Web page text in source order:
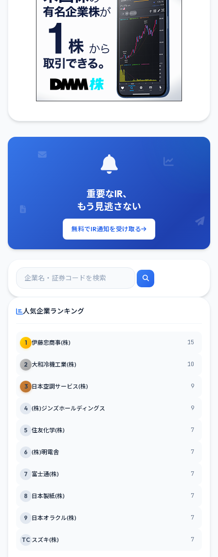
重要なIR、
もう見逃さない
無料でIR通知を受け取る
人気企業ランキング
1 伊藤忠商事(株) 15
2 大和冷機工業(株) 10
3 日本空調サービス(株) 9
4 (株)ジンズホールディングス 9
5 住友化学(株) 7
6 (株)明電舎 7
7 富士通(株) 7
8 日本製紙(株) 7
9 日本オラクル(株) 7
TC スズキ(株) 7